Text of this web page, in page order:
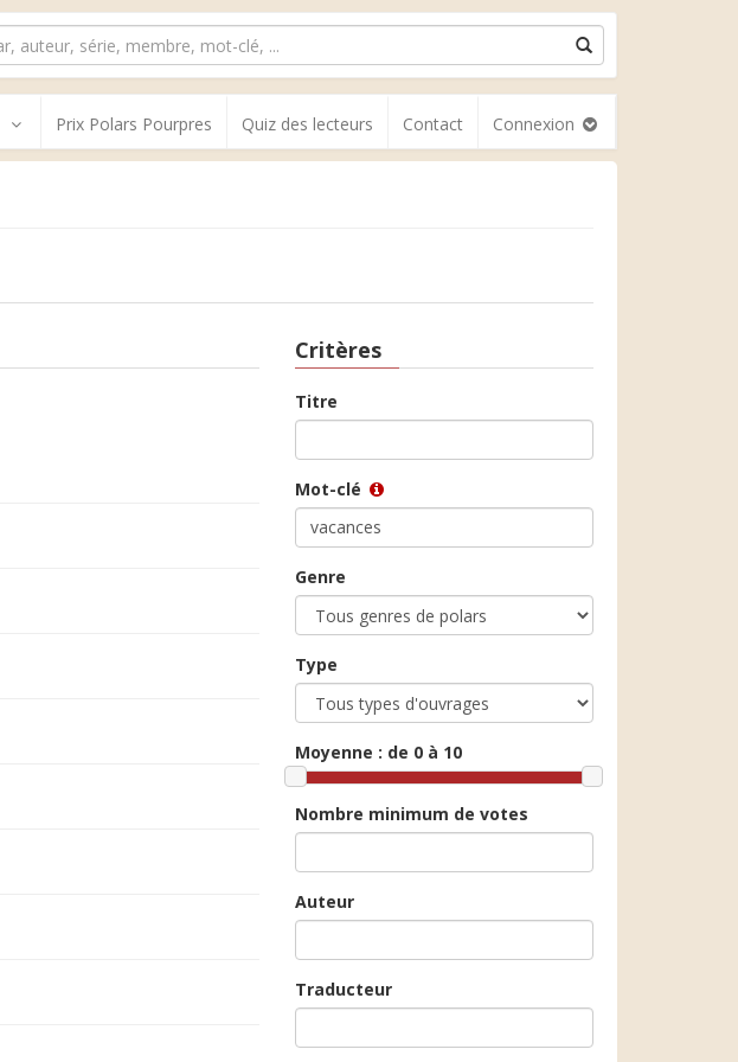
Prix Polars Pourpres Quiz des lecteurs Contact Connexion
Critères
Titre
Mot-clé
Genre
Type
Moyenne : de 0 à 10
Nombre minimum de votes
Auteur
Traducteur